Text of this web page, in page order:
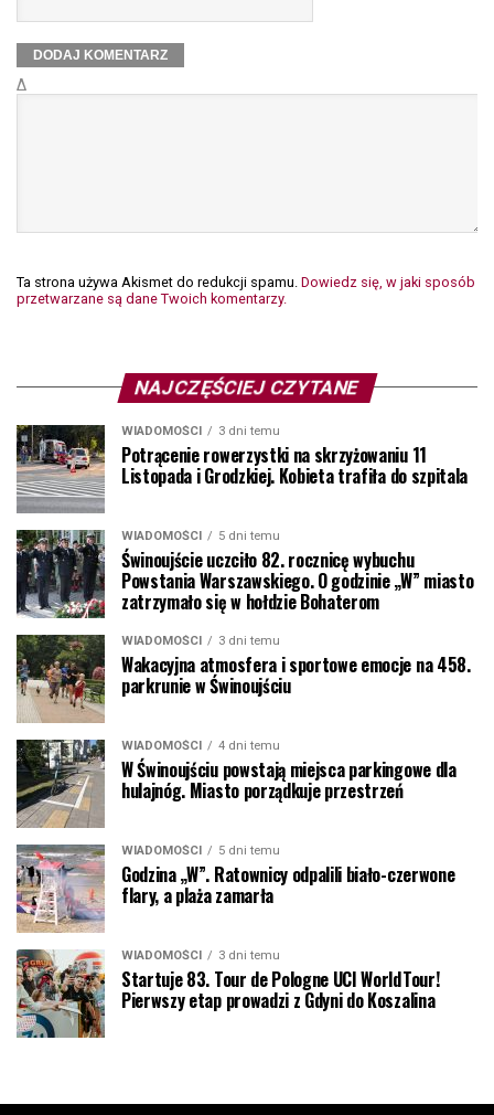
Δ
Ta strona używa Akismet do redukcji spamu. Dowiedz się, w jaki sposób
przetwarzane są dane Twoich komentarzy.
NAJCZĘŚCIEJ CZYTANE
WIADOMOŚCI 3 dni temu
Potrącenie rowerzystki na skrzyżowaniu 11
Listopada i Grodzkiej. Kobieta trafiła do szpitala
WIADOMOŚCI 5 dni temu
Świnoujście uczciło 82. rocznicę wybuchu
Powstania Warszawskiego. O godzinie „W” miasto
zatrzymało się w hołdzie Bohaterom
WIADOMOŚCI 3 dni temu
Wakacyjna atmosfera i sportowe emocje na 458.
parkrunie w Świnoujściu
WIADOMOŚCI 4 dni temu
W Świnoujściu powstają miejsca parkingowe dla
hulajnóg. Miasto porządkuje przestrzeń
WIADOMOŚCI 5 dni temu
Godzina „W”. Ratownicy odpalili biało-czerwone
flary, a plaża zamarła
WIADOMOŚCI 3 dni temu
Startuje 83. Tour de Pologne UCI WorldTour!
Pierwszy etap prowadzi z Gdyni do Koszalina